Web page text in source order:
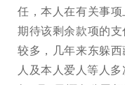
任，本人在有关事
期待该剩余款项的
较多，几年来东躲
人及本人爱人等人